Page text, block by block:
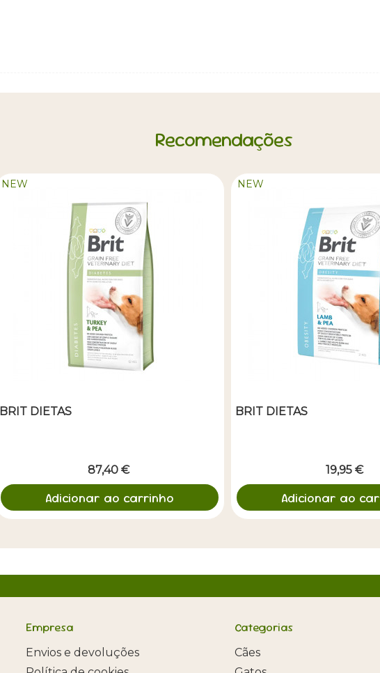
Recomendações
NEW
BRIT DIETAS
87,40 €
Adicionar ao carrinho
NEW
BRIT DIETAS
19,95 €
Adicionar ao
Empresa
Envios e devoluções
Categorias
Cães